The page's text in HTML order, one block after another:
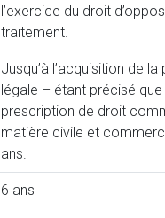
l’exercice du droit
traitement.
Jusqu’à l’acquisition de
légale – étant précisé
prescription de droit
matière civile et
ans.
6 ans